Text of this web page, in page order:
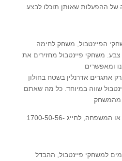
של ההפעלות שאותן תוכלו לבצע
הפיינטבול, משחק לחימה
משחקי פיינטבול מחזירים את
ומאפשרים
אתגרים אדרנלין בשטח בחולון
שווה במיוחד. כל מה שאתם
מהמשחק
הוא לארגן את כל החברים או המשפחה, לחייג 1700-50-56-
למשחקי פיינטבול, ההבדל